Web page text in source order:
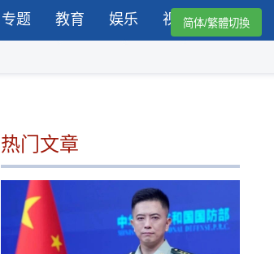
专题 教育 娱乐 视频简体/繁體切換
热门文章